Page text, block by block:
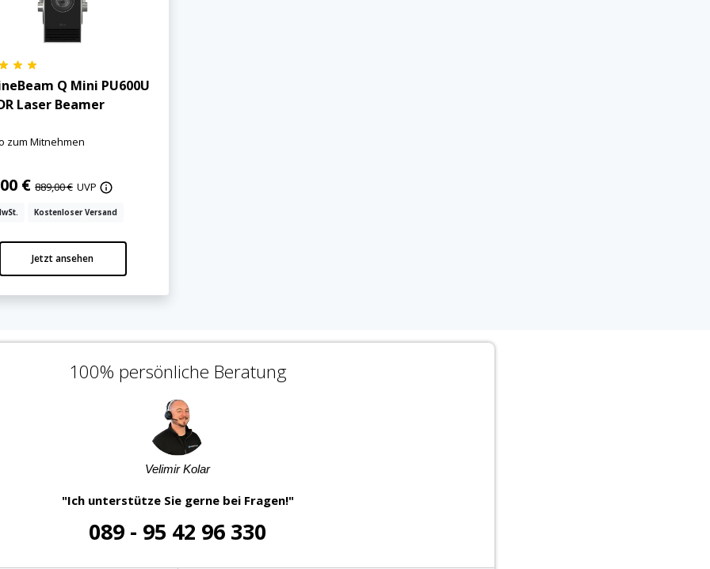
Q Mini PU600U
Laser Beamer
zum Mitnehmen
€ 889,00 € UVP
Kostenloser Versand
Jetzt ansehen
100% persönliche Beratung
Velimir Kolar
"Ich unterstütze Sie gerne bei Fragen!"
089 - 95 42 96 330